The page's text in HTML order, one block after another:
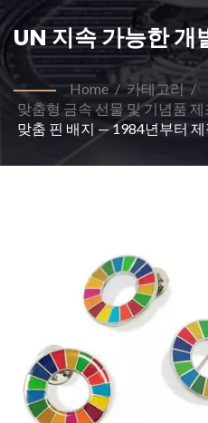
UN 지속 가능한 개
Home / 카테고리 /
맞춤형 금속 선물 및 기념품 제
맞춤 핀 배지 — 1984년부터